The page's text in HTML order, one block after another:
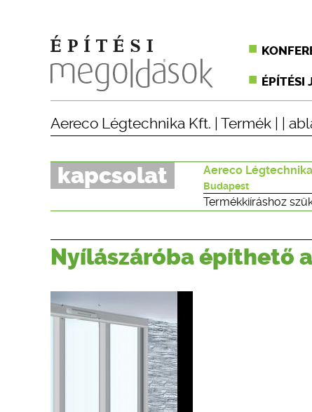
ÉPÍTÉSI
Aereco Légtechnika Kft. Termék
kapcsolat Aereco
Budapest
Termékkiíráshoz
Nyílászáróba építhető